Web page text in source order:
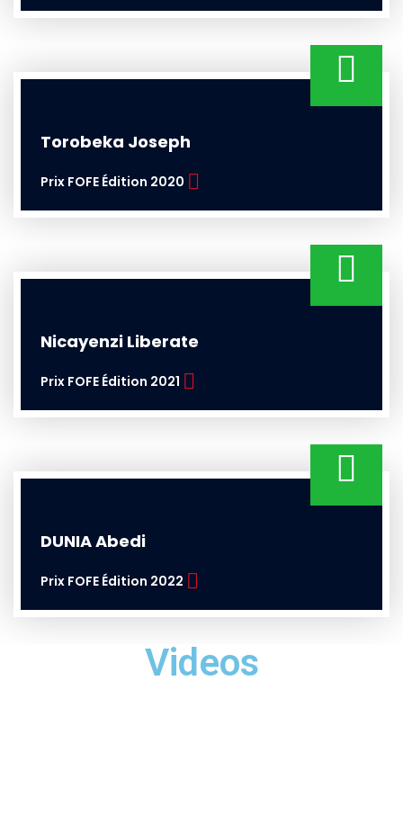
Torobeka Joseph
Prix FOFE Édition 2020
Nicayenzi Liberate
Prix FOFE Édition 2021
DUNIA Abedi
Prix FOFE Édition 2022
Videos